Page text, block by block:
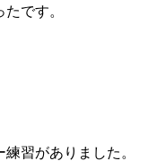
です。
習がありました。